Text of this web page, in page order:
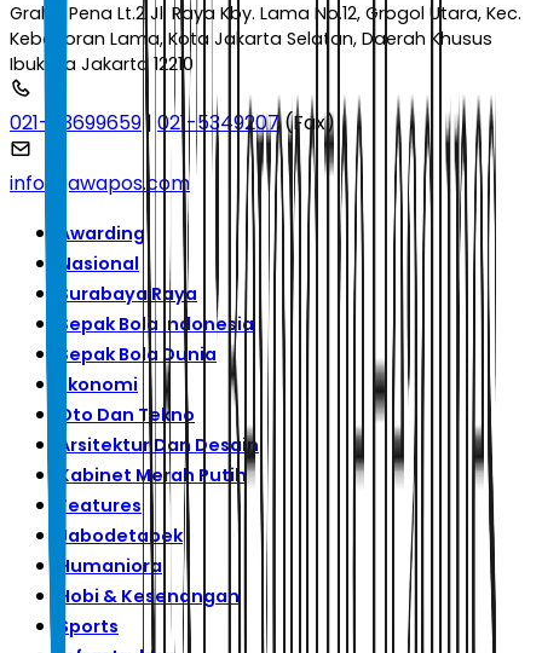
Graha Pena Lt.2 Jl. Raya Kby. Lama No.12, Grogol Utara, Kec.
Kebayoran Lama, Kota Jakarta Selatan, Daerah Khusus
Ibukota Jakarta 12210
021-53699659| 021-5349207(Fax)
info@jawapos.com
Awarding
Nasional
Surabaya Raya
Sepak Bola Indonesia
Sepak Bola Dunia
Ekonomi
Oto Dan Tekno
Arsitektur Dan Desain
Kabinet Merah Putih
Features
Jabodetabek
Humaniora
Hobi & Kesenangan
Sports